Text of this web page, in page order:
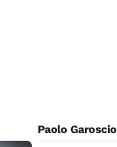
Paolo Garoscio